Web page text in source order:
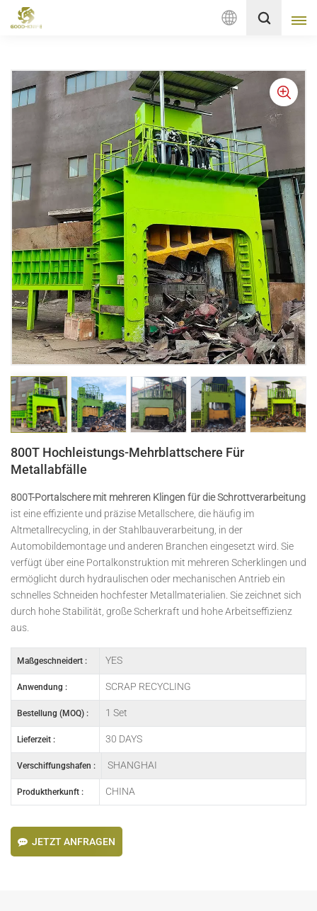
Deutsch
English
français
Deutsch
русский
italiano
español
Nederlands
العربية
日本語
800T Hochleistungs-Mehrblattschere Für
Metallabfälle
800T-Portalschere mit mehreren Klingen für die Schrottverarbeitung
ist eine effiziente und präzise Metallschere, die häufig im
Altmetallrecycling, in der Stahlbauverarbeitung, in der
Automobildemontage und anderen Branchen eingesetzt wird. Sie
verfügt über eine Portalkonstruktion mit mehreren Scherklingen und
ermöglicht durch hydraulischen oder mechanischen Antrieb ein
schnelles Schneiden hochfester Metallmaterialien. Sie zeichnet sich
durch hohe Stabilität, große Scherkraft und hohe Arbeitseffizienz
aus.
Maßgeschneidert : YES
Anwendung : SCRAP RECYCLING
Bestellung (MOQ) : 1 Set
Lieferzeit : 30 DAYS
Verschiffungshafen : SHANGHAI
Produktherkunft : CHINA
JETZT ANFRAGEN